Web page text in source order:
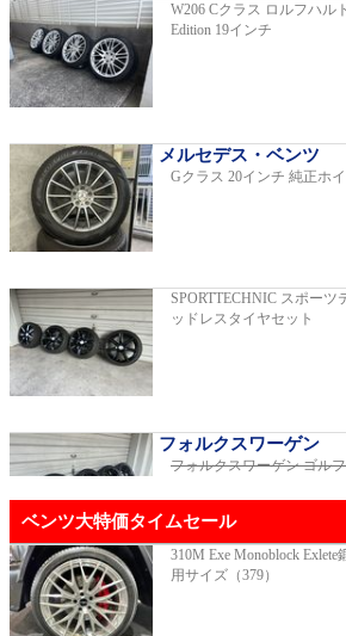
GT53 4MATIC+ ダイ
ケージご成約済
2024年モデル 車検2027
W206 Cクラス ロルフハル
Edition 19インチ
メルセデス・ベンツ
Gクラス 20インチ 純正ホ
SPORTTECHNIC スポーツ
ッドレスタイヤセット
フォルクスワーゲン
フォルクスワーゲン ゴル
AMG（メルセデス
ベンツ大特価タイムセール
310M Exe Monoblock
用サイズ（379）